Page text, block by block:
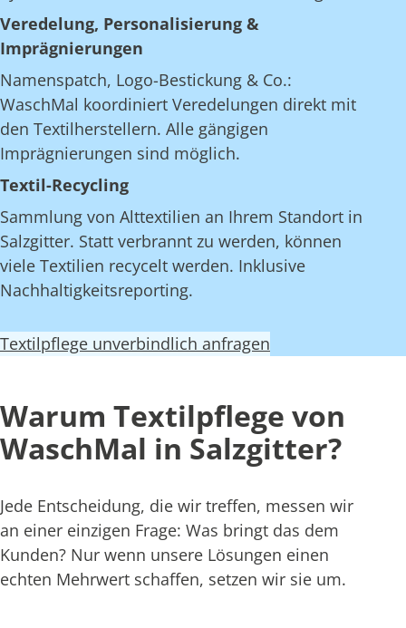
Veredelung, Personalisierung &
Imprägnierungen
Namenspatch, Logo-Bestickung & Co.:
WaschMal koordiniert Veredelungen direkt mit
den Textilherstellern. Alle gängigen
Imprägnierungen sind möglich.
Textil-Recycling
Sammlung von Alttextilien an Ihrem Standort in
Salzgitter. Statt verbrannt zu werden, können
viele Textilien recycelt werden. Inklusive
Nachhaltigkeitsreporting.
Textilpflege unverbindlich anfragen
Warum Textilpflege von
WaschMal in Salzgitter?
Jede Entscheidung, die wir treffen, messen wir
an einer einzigen Frage: Was bringt das dem
Kunden? Nur wenn unsere Lösungen einen
echten Mehrwert schaffen, setzen wir sie um.